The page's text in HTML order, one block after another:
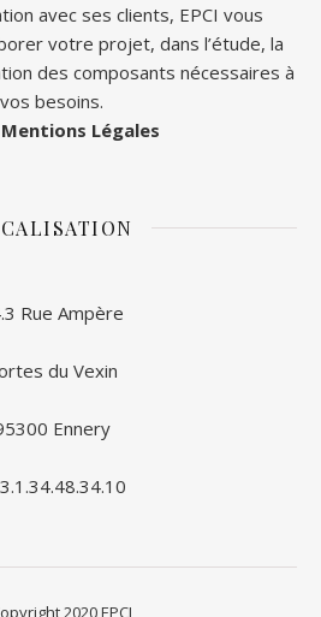
avec ses clients, EPCI vous
votre projet, dans l’étude, la
des composants nécessaires à
vos besoins.
Mentions Légales
Rue Ampère
du Vexin
Ennery
2020 EPCI